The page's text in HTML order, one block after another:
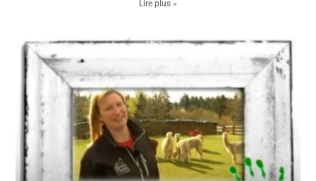
Lire plus »